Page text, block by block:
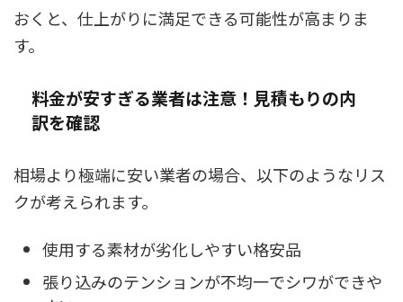
おくと、仕上がりに満足できる可能性が高まりま
す。
料金が安すぎる業者は注意！見積もりの内
訳を確認
相場より極端に安い業者の場合、以下のようなリス
クが考えられます。
使用する素材が劣化しやすい格安品
張り込みのテンションが不均一でシワができや